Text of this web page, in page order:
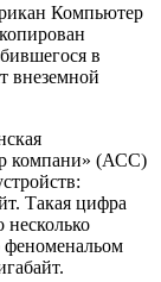
Компьютер
в
внеземной
компани» (АСС)
Такая цифра
несколько
феноменальом